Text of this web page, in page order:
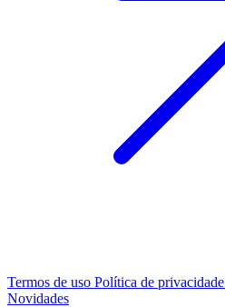
Termos de uso Política de privacidade
Novidades